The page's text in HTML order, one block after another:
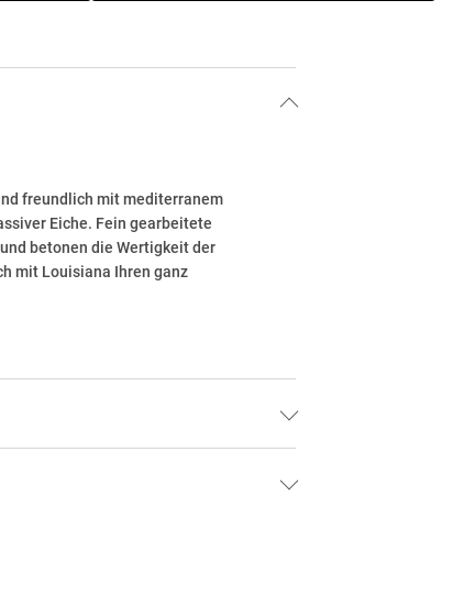
freundlich mit mediterranem
Eiche. Fein gearbeitete
betonen die Wertigkeit der
mit Louisiana Ihren ganz